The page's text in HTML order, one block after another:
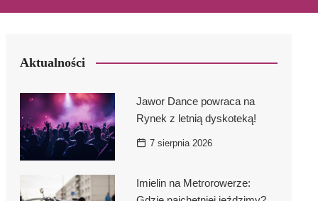
Aktualności
Jawor Dance powraca na
Rynek z letnią dyskoteką!
7 sierpnia 2026
Imielin na Metrorowerze: